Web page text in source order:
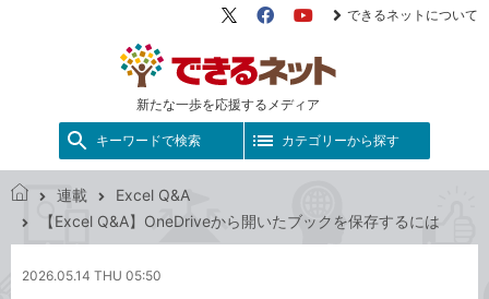
新たな一歩を応援するメディア
X（旧
FacebookYouTube
できるネットについて
キーワードで検索 カテゴリーから探す
ネ
連載
Excel Q&A
【Excel Q&A】OneDriveから開いたブックを保存するには
2026.05.14 THU 05:50